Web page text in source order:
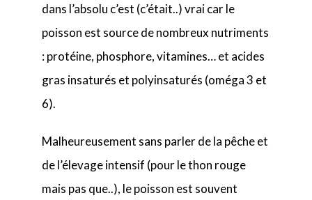
dans l’absolu c’est (c’était..) vrai car le
poisson est source de nombreux nutriments
: protéine, phosphore, vitamines… et acides
gras insaturés et polyinsaturés (oméga 3 et
6).
Malheureusement sans parler de la pêche et
de l’élevage intensif (pour le thon rouge
mais pas que..), le poisson est souvent